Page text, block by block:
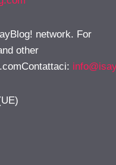
network. For
other
: